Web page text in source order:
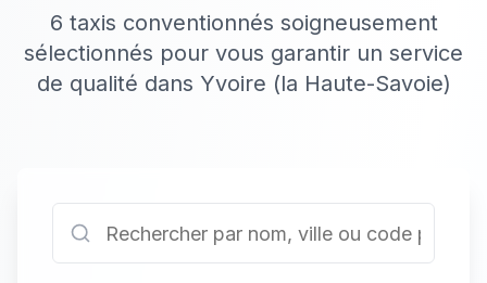
6 taxis conventionnés soigneusement
sélectionnés pour vous garantir un service
de qualité dans Yvoire (la Haute-Savoie)